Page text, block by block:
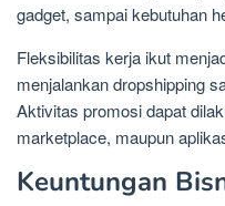
gadget, sampai kebutuhan
Fleksibilitas kerja ikut
menjalankan dropshipping
Aktivitas promosi dapat
marketplace, maupun
Keuntungan